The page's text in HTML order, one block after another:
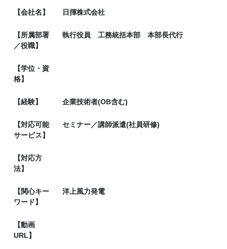
【会社名】 日揮株式会社
【所属部署
／役職】
執行役員 工務統括本部 本部長代行
【学位・資
格】
【経験】 企業技術者(OB含む)
【対応可能
サービス】
セミナー／講師派遣(社員研修)
【対応方
法】
【関心キー
ワード】
洋上風力発電
【動画
URL】